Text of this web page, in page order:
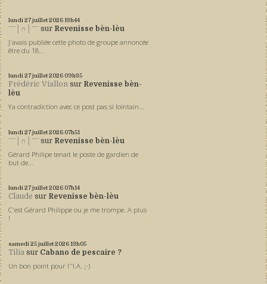
lundi 27juillet 202613h44
ˉˉˉ│∩│ˉˉˉ sur Revenisse bèn-lèu
J'avais publiée cette photo de groupe annoncée
être du 18...
lundi 27juillet 2026 09h35
Frédéric Viallon sur Revenisse bèn-
lèu
Ya contradiction avec ce post pas si lointain...
lundi 27juillet 2026 07h51
ˉˉˉ│∩│ˉˉˉ sur Revenisse bèn-lèu
Gérard Philipe tenait le poste de gardien de
but de...
lundi 27juillet 2026 07h14
Claude sur Revenisse bèn-lèu
C'est Gérard Philippe ou je me trompe. A plus
!
samedi 25juillet 202613h05
Tilia sur Cabano de pescaire ?
Un bon point pour l''I.A. ;-)